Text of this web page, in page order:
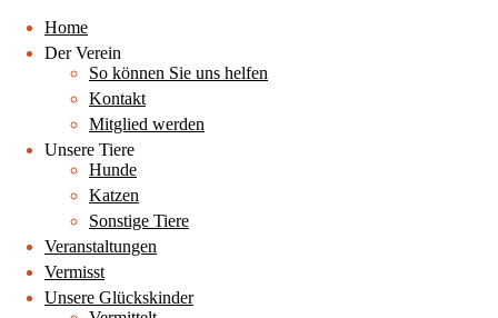
Home
Der Verein
So können Sie uns helfen
Kontakt
Mitglied werden
Unsere Tiere
Hunde
Katzen
Sonstige Tiere
Veranstaltungen
Vermisst
Unsere Glückskinder